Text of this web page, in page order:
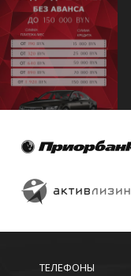
ТЕЛЕФОНЫ